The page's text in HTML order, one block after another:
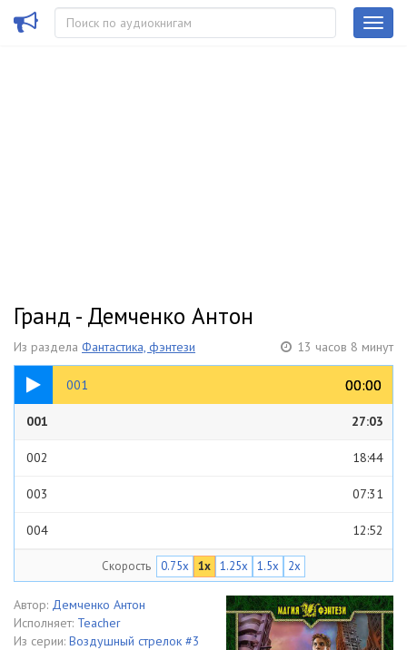
Гранд - Демченко Антон
Из раздела Фантастика, фэнтези 13 часов 8 минут
001 00:00
00:00
27:03
001 27:03
002 18:44
003 07:31
004 12:52
006 11:44
007 12:32
Скорость 0.75x 1x 1.25x 1.5x 2x
Автор: Демченко Антон
Исполняет: Teacher
Из серии: Воздушный стрелок #3